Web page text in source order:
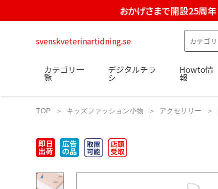
おかげさまで開設25周年
svenskveterinartidning.se
カテゴリ一
覧
デジタルチラ
シ
Howto情
報
TOP キッズファッション小物 アクセサリー